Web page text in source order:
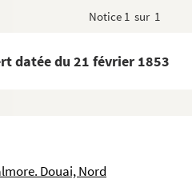
Notice 1 sur 1
datée du 21 février 1853
Douai, Nord
29 octobre 1852 et écrite de Saint-
1852 et écrite de Paris
1852 et écrite de Passy